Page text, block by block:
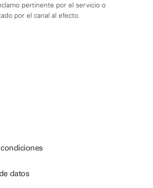
pertinente por el servicio o
por el canal al efecto.
datos